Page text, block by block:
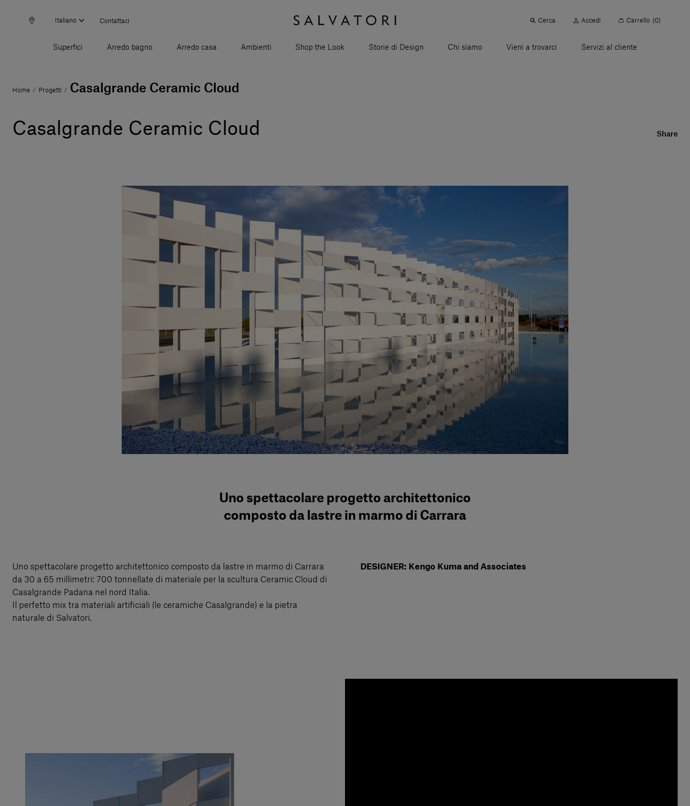
Italiano Contattaci Cerca Accedi Carrello (0)
Superfici Arredo bagno Arredo casa Ambienti Shop the Look Storie di Design Chi siamo Vieni a trovarci Servizi al cliente
Home / Progetti / Casalgrande Ceramic Cloud
Casalgrande Ceramic Cloud Share
Uno spettacolare progetto architettonico
composto da lastre in marmo di Carrara
Uno spettacolare progetto architettonico composto da lastre in marmo di Carrara
da 30 a 65 millimetri: 700 tonnellate di materiale per la scultura Ceramic Cloud di
Casalgrande Padana nel nord Italia.
Il perfetto mix tra materiali artificiali (le ceramiche Casalgrande) e la pietra
naturale di Salvatori.
DESIGNER: Kengo Kuma and Associates